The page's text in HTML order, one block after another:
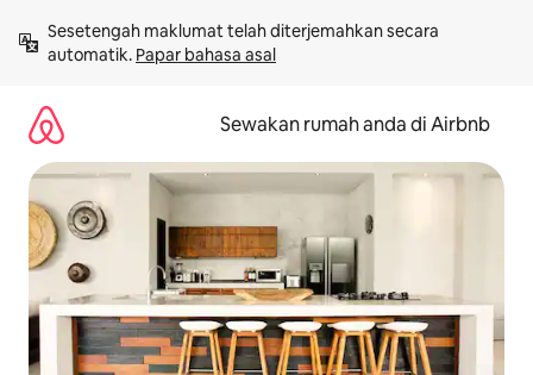
kandungan
Sesetengah maklumat telah diterjemahkan secara
automatik. Papar bahasa asal
Sewakan rumah anda di Airbnb